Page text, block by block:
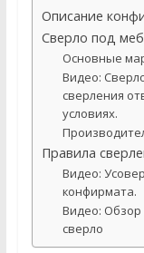
Описание
Сверло под
Основные
Видео:
сверления
условиях.
Правила
Видео:
конфирмата.
Видео:
сверло